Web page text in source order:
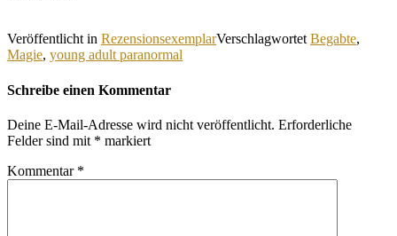
Veröffentlicht in RezensionsexemplarVerschlagwortet Begabte,
Magie, young adult paranormal
Schreibe einen Kommentar
Deine E-Mail-Adresse wird nicht veröffentlicht. Erforderliche
Felder sind mit * markiert
Kommentar *